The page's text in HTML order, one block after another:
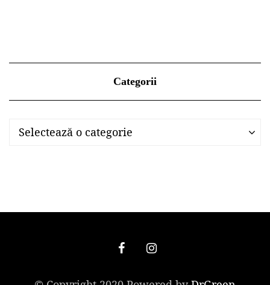
Categorii
Categorii
Selectează o categorie
Categorii